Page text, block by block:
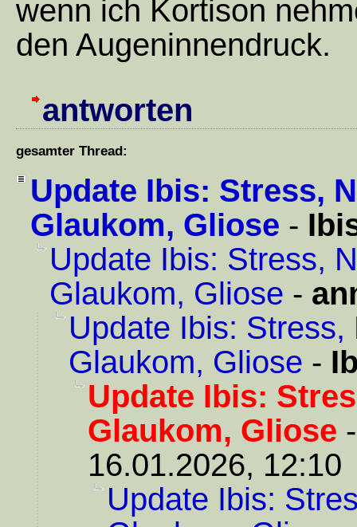
wenn ich Kortison
den Augeninnendruck.
antworten
gesamter Thread:
Update Ibis: Stress,
Glaukom, Gliose -
Update Ibis: Stress,
Glaukom, Gliose -
Update Ibis:
Glaukom, Gliose -
Update Ibis:
Glaukom, Gliose
16.01.2026, 12:10
Update Ibis: